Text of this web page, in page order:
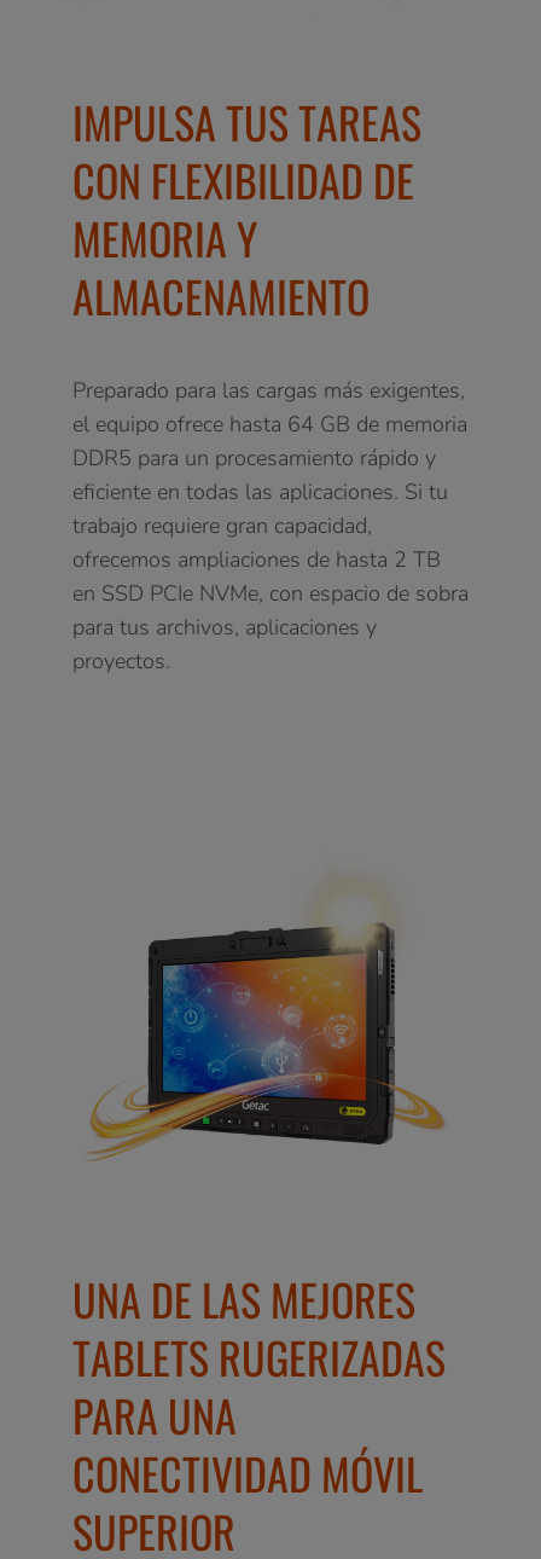
IMPULSA TUS TAREAS
CON FLEXIBILIDAD DE
MEMORIA Y
ALMACENAMIENTO
Preparado para las cargas más exigentes,
el equipo ofrece hasta 64 GB de memoria
DDR5 para un procesamiento rápido y
eficiente en todas las aplicaciones. Si tu
trabajo requiere gran capacidad,
ofrecemos ampliaciones de hasta 2 TB
en SSD PCIe NVMe, con espacio de sobra
para tus archivos, aplicaciones y
proyectos.
UNA DE LAS MEJORES
TABLETS RUGERIZADAS
PARA UNA
CONECTIVIDAD MÓVIL
SUPERIOR